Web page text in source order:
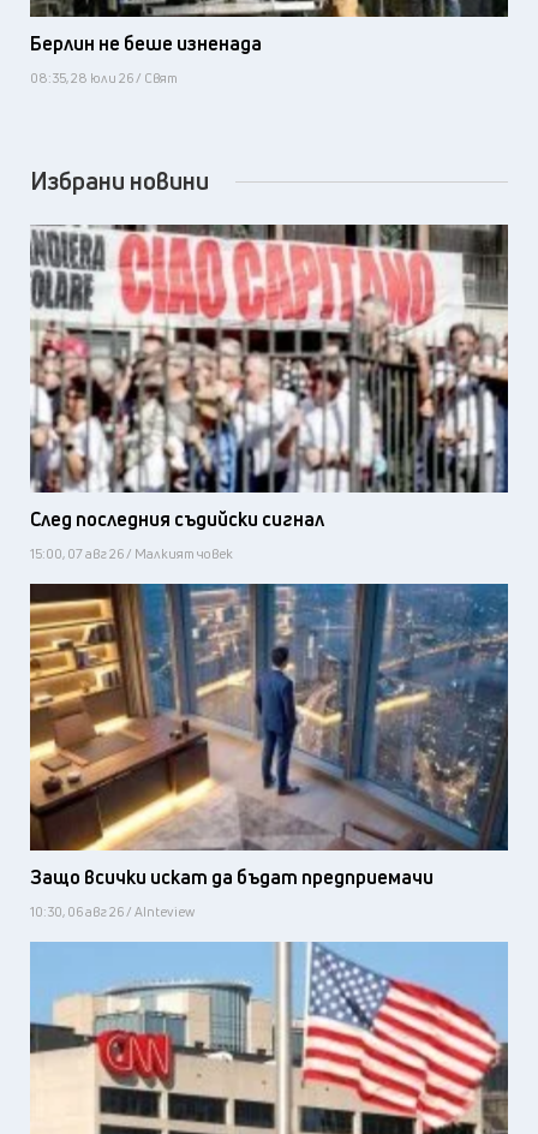
Берлин не беше изненада
08:35, 28 юли 26 / Свят
Избрани новини
След последния съдийски сигнал
15:00, 07 авг 26 / Малкият човек
Защо всички искат да бъдат предприемачи
10:30, 06 авг 26 / AInteview